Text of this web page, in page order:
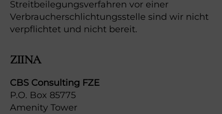
Streitbeilegungsverfahren vor einer
Verbraucherschlichtungsstelle sind wir nicht
verpflichtet und nicht bereit.
ZIINA
CBS Consulting FZE
P.O. Box 85775
Amenity Tower